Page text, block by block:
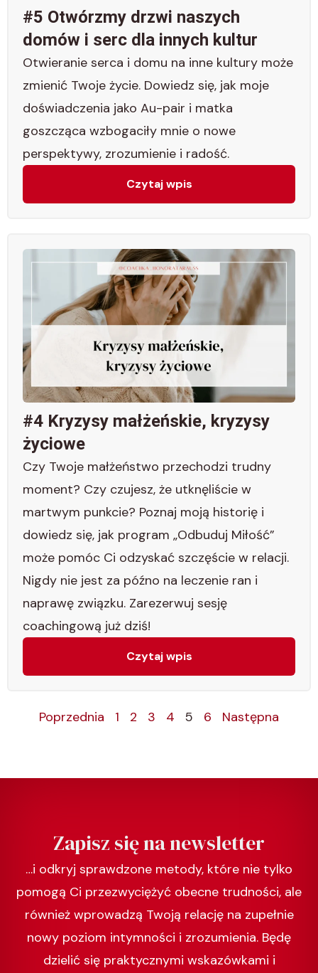
#5 Otwórzmy drzwi naszych
domów i serc dla innych kultur
Otwieranie serca i domu na inne kultury może
zmienić Twoje życie. Dowiedz się, jak moje
doświadczenia jako Au-pair i matka
goszcząca wzbogaciły mnie o nowe
perspektywy, zrozumienie i radość.
Czytaj wpis
#4 Kryzysy małżeńskie, kryzysy
życiowe
Czy Twoje małżeństwo przechodzi trudny
moment? Czy czujesz, że utknęliście w
martwym punkcie? Poznaj moją historię i
dowiedz się, jak program „Odbuduj Miłość”
może pomóc Ci odzyskać szczęście w relacji.
Nigdy nie jest za późno na leczenie ran i
naprawę związku. Zarezerwuj sesję
coachingową już dziś!
Czytaj wpis
Poprzednia 1 2 3 4 5 6 Następna
Zapisz się na newsletter
…i odkryj sprawdzone metody, które nie tylko
pomogą Ci przezwyciężyć obecne trudności, ale
również wprowadzą Twoją relację na zupełnie
nowy poziom intymności i zrozumienia. Będę
dzielić się praktycznymi wskazówkami i